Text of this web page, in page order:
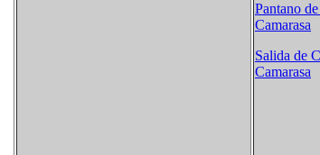
Pantano
Camarasa
Salida de
Camarasa